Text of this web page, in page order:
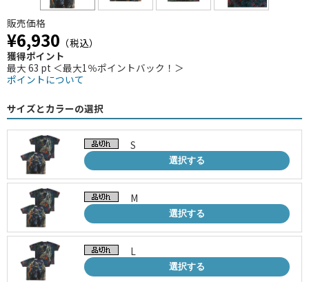
販売価格
¥6,930 （税込）
獲得ポイント
最大 63 pt ＜最大1％ポイントバック！＞
ポイントについて
サイズとカラーの選択
S
選択する
M
選択する
L
選択する